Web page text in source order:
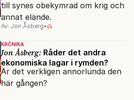
till synes obekymrad om krig och
annat elände.
Av: Jon Åsberg•
KRÖNIKA
Jon Åsberg: Råder det andra
ekonomiska lagar i rymden?
Är det verkligen annorlunda den
här gången?